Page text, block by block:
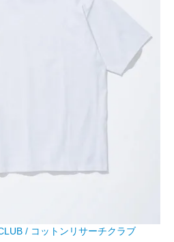
/ コットンリサーチクラブ